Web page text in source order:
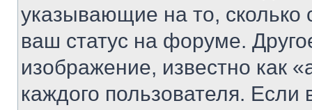
указывающие на то,
ваш статус на форуме.
изображение, известно как
каждого пользователя.